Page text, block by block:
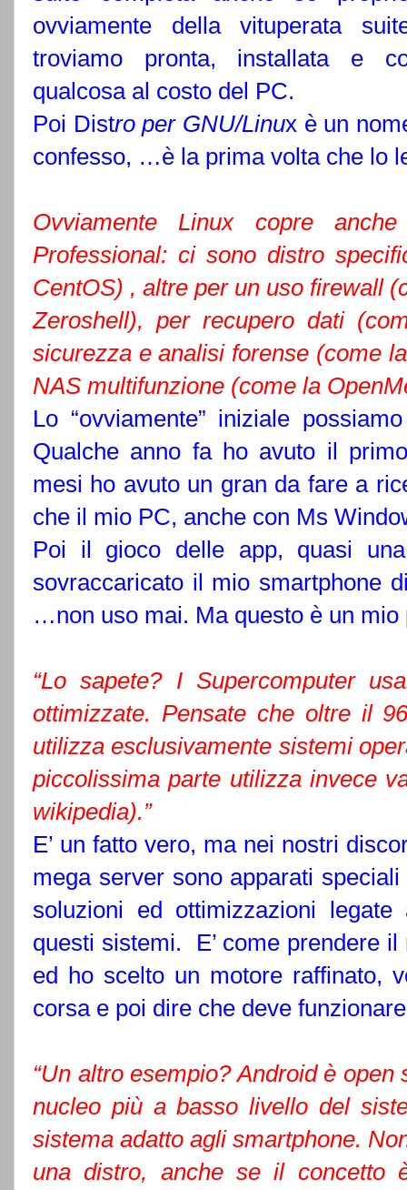
ovviamente della vituperata
troviamo pronta, installata e
qualcosa al costo del PC.
Poi Distro per GNU/Linux è un
confesso, …è la prima volta che lo
Ovviamente Linux copre
Professional: ci sono distro
CentOS) , altre per un uso firewall
Zeroshell), per recupero dati
sicurezza e analisi forense (come
NAS multifunzione (come la
Lo “ovviamente” iniziale
Qualche anno fa ho avuto il
mesi ho avuto un gran da fare a
che il mio PC, anche con Ms
Poi il gioco delle app, quasi
sovraccaricato il mio smartphone
…non uso mai. Ma questo è un mio
“Lo sapete? I Supercomputer
ottimizzate. Pensate che oltre il
utilizza esclusivamente sistemi
piccolissima parte utilizza invece
wikipedia).”
E’ un fatto vero, ma nei nostri
mega server sono apparati
soluzioni ed ottimizzazioni
questi sistemi. E’ come prendere
ed ho scelto un motore raffinato,
corsa e poi dire che deve
“Un altro esempio? Android è
nucleo più a basso livello del
sistema adatto agli smartphone.
una distro, anche se il concetto